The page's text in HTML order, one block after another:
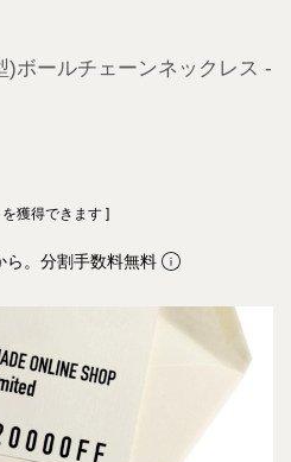
)ボールチェーンネックレス -
獲得できます ]
ら。分割手数料無料